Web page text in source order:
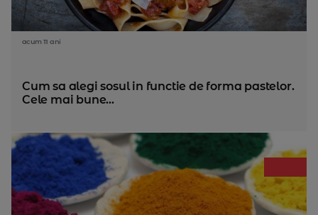
acum 11 ani
Cum sa alegi sosul in functie de forma pastelor.
Cele mai bune...